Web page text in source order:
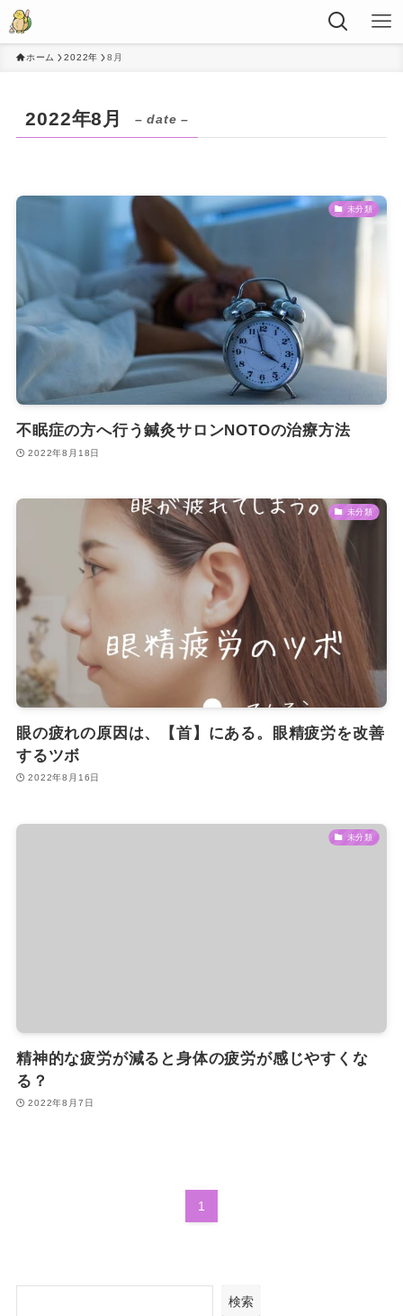
ホーム 2022年 8月
2022年8月 – date –
未分類
不眠症の方へ行う鍼灸サロンNOTOの治療方法
2022年8月18日
未分類
眼の疲れの原因は、【首】にある。眼精疲労を改善
するツボ
2022年8月16日
未分類
精神的な疲労が減ると身体の疲労が感じやすくな
る？
2022年8月7日
1
検索